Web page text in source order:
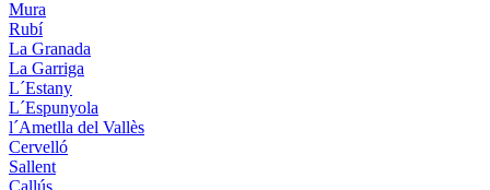
Mura
Rubí
La Granada
La Garriga
L´Estany
L´Espunyola
l´Ametlla del Vallès
Cervelló
Sallent